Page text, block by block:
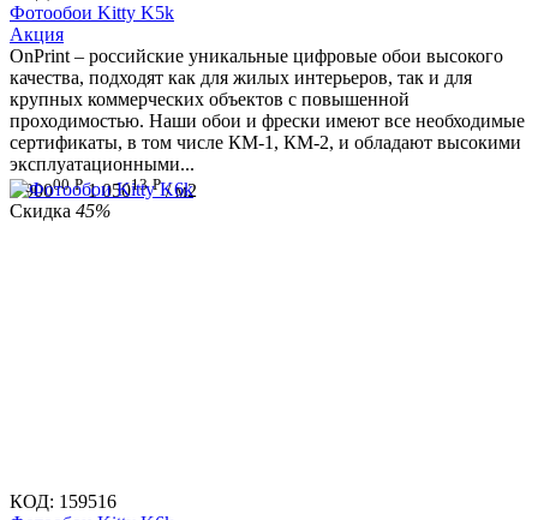
Фотообои Kitty K5k
Aкция
OnPrint – российские уникальные цифровые обои высокого
качества, подходят как для жилых интерьеров, так и для
крупных коммерческих объектов с повышенной
проходимостью. Наши обои и фрески имеют все необходимые
сертификаты, в том числе КМ-1, КМ-2, и обладают высокими
эксплуатационными...
1 90000 Р 1 05013 Р / м2
Скидка 45%
КОД: 159516